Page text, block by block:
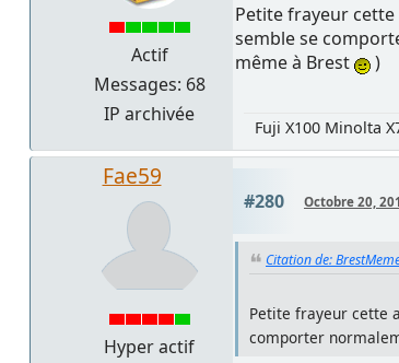
Actif
Messages: 68
IP archivée
Petite frayeur
semble se
même à Brest
)
Fuji X100 Minolta
Fae59
Hyper actif
#280 Octobre 20,
Citation de:
Petite frayeur cette
comporter